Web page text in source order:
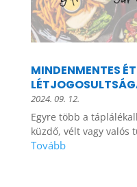
MINDENMENTES
2024. 09. 12.
Egyre több a
küzdő, vélt vagy valós